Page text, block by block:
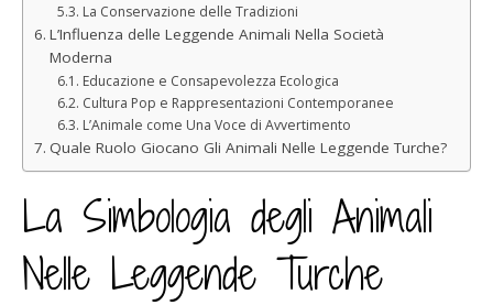
La Conservazione delle Tradizioni
L’Influenza delle Leggende Animali Nella Società
Moderna
Educazione e Consapevolezza Ecologica
Cultura Pop e Rappresentazioni Contemporanee
L’Animale come Una Voce di Avvertimento
Quale Ruolo Giocano Gli Animali Nelle Leggende Turche?
La Simbologia degli Animali
Nelle Leggende Turche